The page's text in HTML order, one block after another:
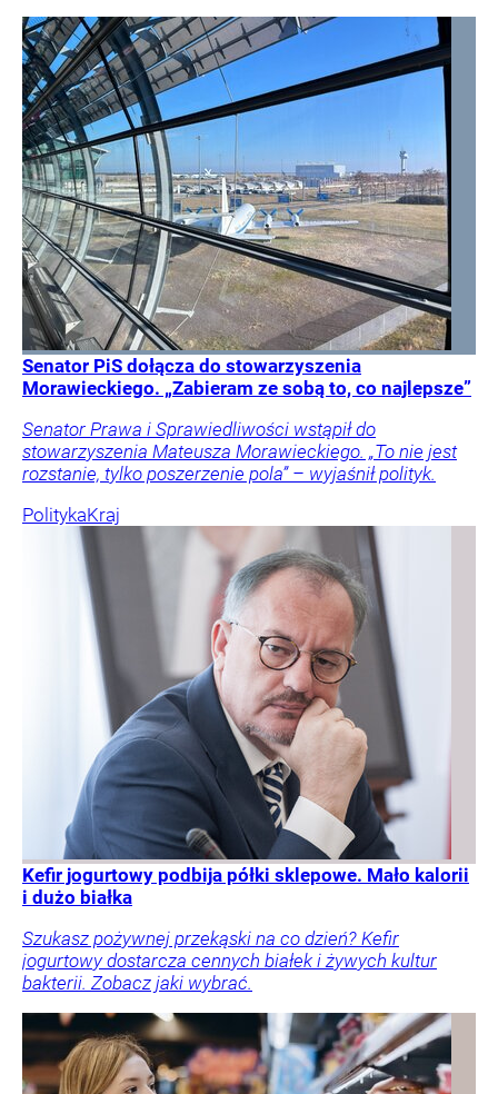
Senator PiS dołącza do stowarzyszenia
Morawieckiego. „Zabieram ze sobą to, co najlepsze”
Senator Prawa i Sprawiedliwości wstąpił do
stowarzyszenia Mateusza Morawieckiego. „To nie jest
rozstanie, tylko poszerzenie pola” – wyjaśnił polityk.
PolitykaKraj
Kefir jogurtowy podbija półki sklepowe. Mało kalorii
i dużo białka
Szukasz pożywnej przekąski na co dzień? Kefir
jogurtowy dostarcza cennych białek i żywych kultur
bakterii. Zobacz jaki wybrać.